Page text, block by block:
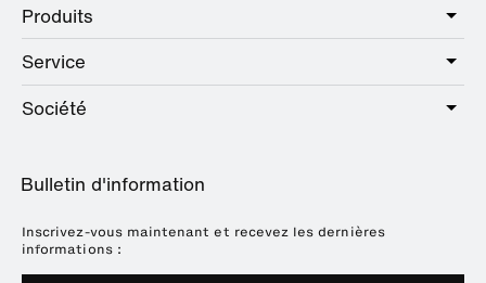
Care
Public
Hotel
Produits
Sanitaire
Quincaillerie
Expositions
Service
Offre de services
Brochures et catalogues
Downloads
Société
Références
Presse
Dates des salons
Bulletin d'information
Inscrivez-vous maintenant et recevez les dernières
informations :